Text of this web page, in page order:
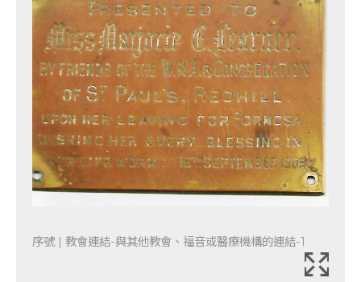
序號 | 教會連結-與其他教會、福音或醫療機構的連結-1